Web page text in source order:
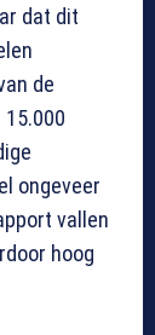
dat dit
de
ongeveer
vallen
hoog